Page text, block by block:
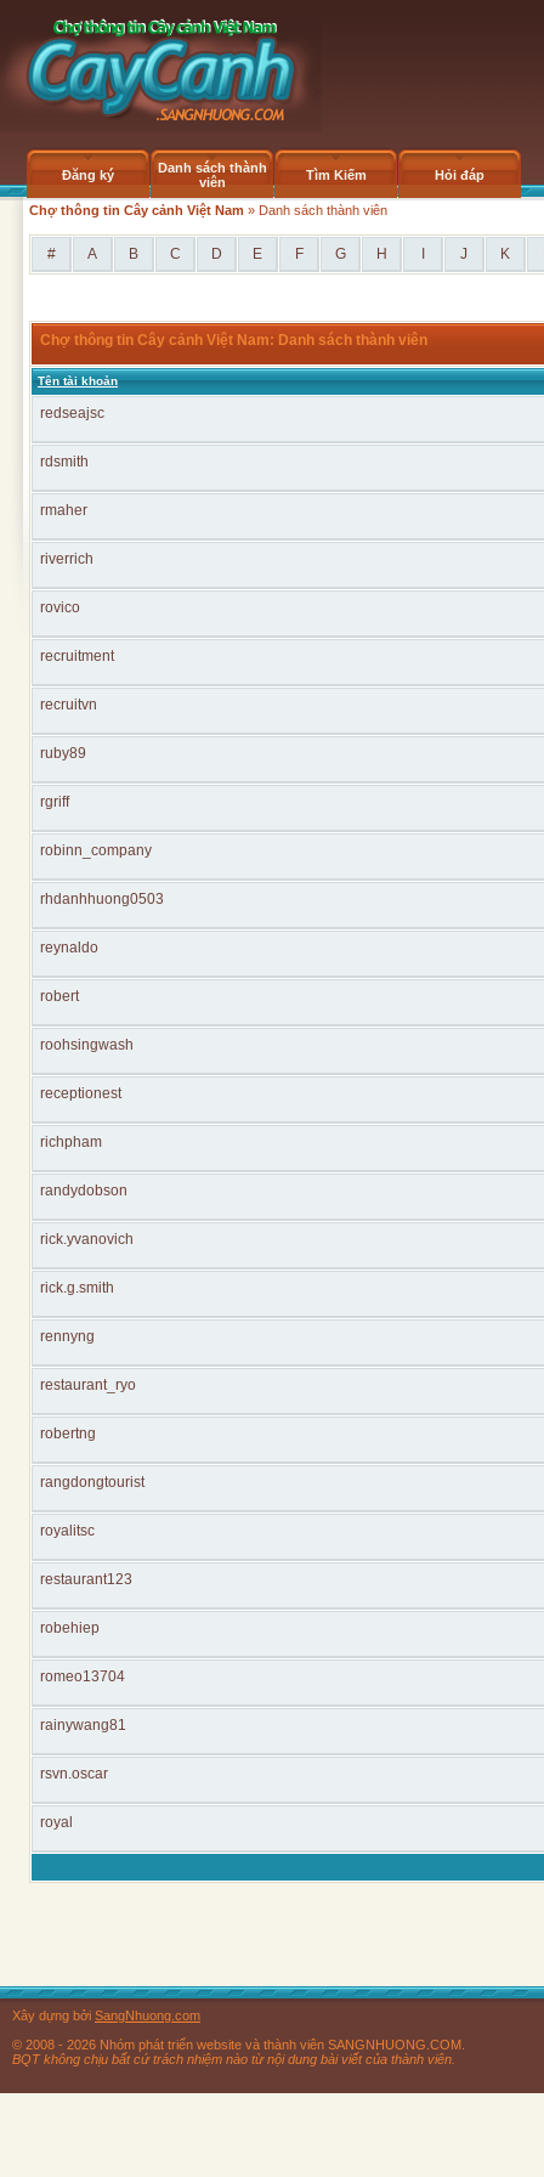
Đăng ký
Danh sách thành
viên
Tìm Kiếm Hỏi đáp
Chợ thông tin Cây cảnh Việt Nam » Danh sách thành viên
# A B C D E F G H J K
Chợ thông tin Cây cảnh Việt Nam: Danh sách thành viên
Tên tài khoản
redseajsc
rdsmith
rmaher
riverrich
rovico
recruitment
recruitvn
ruby89
rgriff
robinn_company
rhdanhhuong0503
reynaldo
robert
roohsingwash
receptionest
richpham
randydobson
rick.yvanovich
rick.g.smith
rennyng
restaurant_ryo
robertng
rangdongtourist
royalitsc
restaurant123
robehiep
romeo13704
rainywang81
rsvn.oscar
royal
Xây dựng bởi SangNhuong.com
© 2008 - 2026 Nhóm phát triển website và thành viên SANGNHUONG.COM.
BQT không chịu bất cứ trách nhiệm nào từ nội dung bài viết của thành viên.